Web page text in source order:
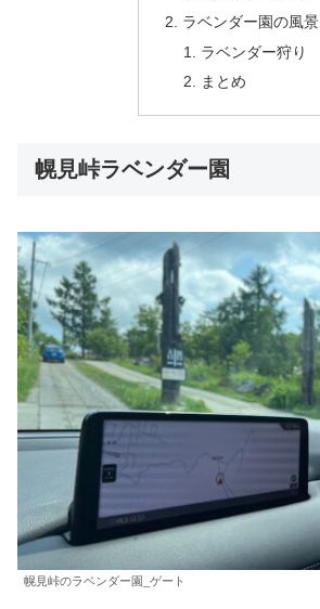
ラベンダー園の風景
ラベンダー狩り
まとめ
幌見峠ラベンダー園
幌見峠のラベンダー園_ゲート